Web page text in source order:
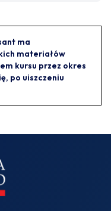
ma
materiałów
kursu przez okres
po uiszczeniu